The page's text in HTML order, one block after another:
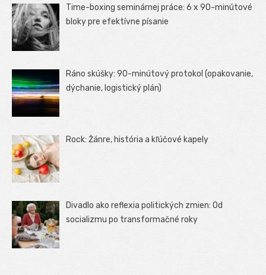
Time-boxing seminárnej práce: 6 x 90-minútové
bloky pre efektívne písanie
Ráno skúšky: 90-minútový protokol (opakovanie,
dýchanie, logistický plán)
Rock: Žánre, história a kľúčové kapely
Divadlo ako reflexia politických zmien: Od
socializmu po transformačné roky